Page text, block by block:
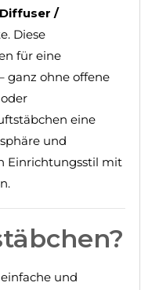
/
Diese
für eine
ganz ohne offene
eine
und
Einrichtungsstil mit
und